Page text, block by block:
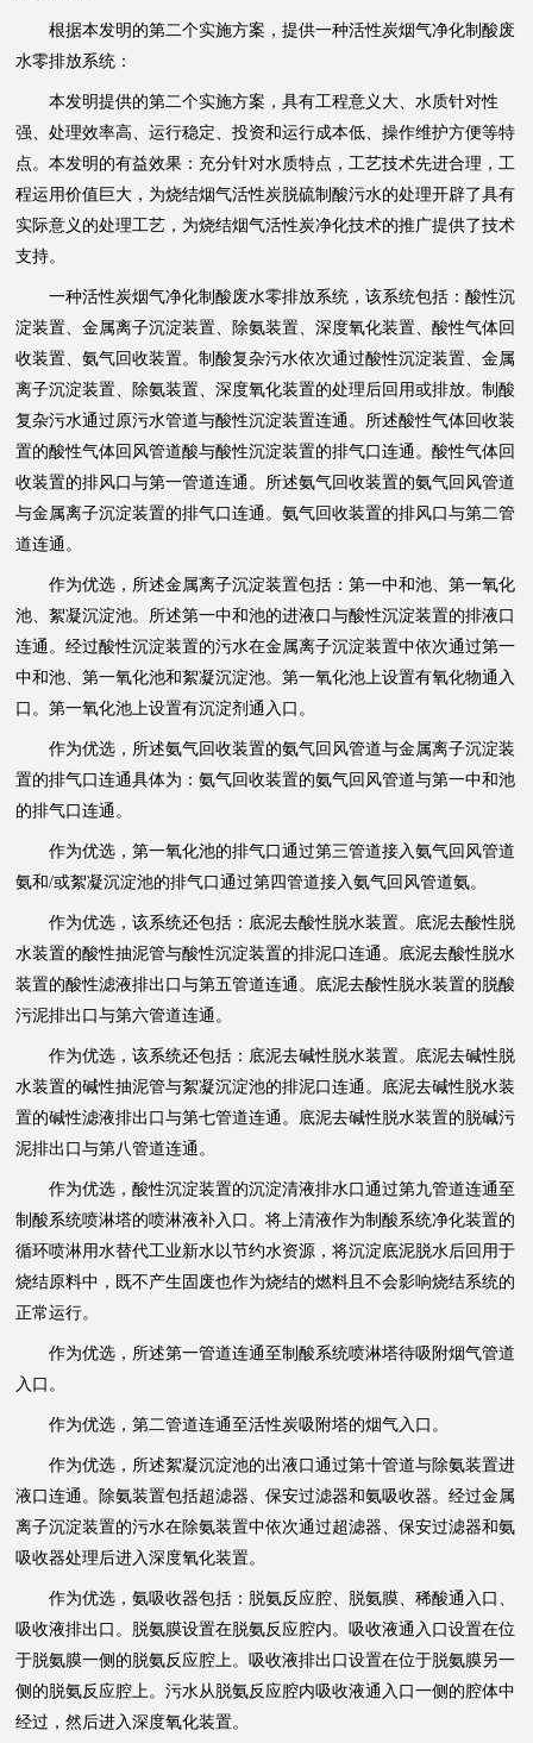
根据本发明的第二个实施方案，提供一种活性炭烟气净化制酸废
水零排放系统：
本发明提供的第二个实施方案，具有工程意义大、水质针对性
强、处理效率高、运行稳定、投资和运行成本低、操作维护方便等特
点。本发明的有益效果：充分针对水质特点，工艺技术先进合理，工
程运用价值巨大，为烧结烟气活性炭脱硫制酸污水的处理开辟了具有
实际意义的处理工艺，为烧结烟气活性炭净化技术的推广提供了技术
支持。
一种活性炭烟气净化制酸废水零排放系统，该系统包括：酸性沉
淀装置、金属离子沉淀装置、除氨装置、深度氧化装置、酸性气体回
收装置、氨气回收装置。制酸复杂污水依次通过酸性沉淀装置、金属
离子沉淀装置、除氨装置、深度氧化装置的处理后回用或排放。制酸
复杂污水通过原污水管道与酸性沉淀装置连通。所述酸性气体回收装
置的酸性气体回风管道酸与酸性沉淀装置的排气口连通。酸性气体回
收装置的排风口与第一管道连通。所述氨气回收装置的氨气回风管道
与金属离子沉淀装置的排气口连通。氨气回收装置的排风口与第二管
道连通。
作为优选，所述金属离子沉淀装置包括：第一中和池、第一氧化
池、絮凝沉淀池。所述第一中和池的进液口与酸性沉淀装置的排液口
连通。经过酸性沉淀装置的污水在金属离子沉淀装置中依次通过第一
中和池、第一氧化池和絮凝沉淀池。第一氧化池上设置有氧化物通入
口。第一氧化池上设置有沉淀剂通入口。
作为优选，所述氨气回收装置的氨气回风管道与金属离子沉淀装
置的排气口连通具体为：氨气回收装置的氨气回风管道与第一中和池
的排气口连通。
作为优选，第一氧化池的排气口通过第三管道接入氨气回风管道
氨和/或絮凝沉淀池的排气口通过第四管道接入氨气回风管道氨。
作为优选，该系统还包括：底泥去酸性脱水装置。底泥去酸性脱
水装置的酸性抽泥管与酸性沉淀装置的排泥口连通。底泥去酸性脱水
装置的酸性滤液排出口与第五管道连通。底泥去酸性脱水装置的脱酸
污泥排出口与第六管道连通。
作为优选，该系统还包括：底泥去碱性脱水装置。底泥去碱性脱
水装置的碱性抽泥管与絮凝沉淀池的排泥口连通。底泥去碱性脱水装
置的碱性滤液排出口与第七管道连通。底泥去碱性脱水装置的脱碱污
泥排出口与第八管道连通。
作为优选，酸性沉淀装置的沉淀清液排水口通过第九管道连通至
制酸系统喷淋塔的喷淋液补入口。将上清液作为制酸系统净化装置的
循环喷淋用水替代工业新水以节约水资源，将沉淀底泥脱水后回用于
烧结原料中，既不产生固废也作为烧结的燃料且不会影响烧结系统的
正常运行。
作为优选，所述第一管道连通至制酸系统喷淋塔待吸附烟气管道
入口。
作为优选，第二管道连通至活性炭吸附塔的烟气入口。
作为优选，所述絮凝沉淀池的出液口通过第十管道与除氨装置进
液口连通。除氨装置包括超滤器、保安过滤器和氨吸收器。经过金属
离子沉淀装置的污水在除氨装置中依次通过超滤器、保安过滤器和氨
吸收器处理后进入深度氧化装置。
作为优选，氨吸收器包括：脱氨反应腔、脱氨膜、稀酸通入口、
吸收液排出口。脱氨膜设置在脱氨反应腔内。吸收液通入口设置在位
于脱氨膜一侧的脱氨反应腔上。吸收液排出口设置在位于脱氨膜另一
侧的脱氨反应腔上。污水从脱氨反应腔内吸收液通入口一侧的腔体中
经过，然后进入深度氧化装置。